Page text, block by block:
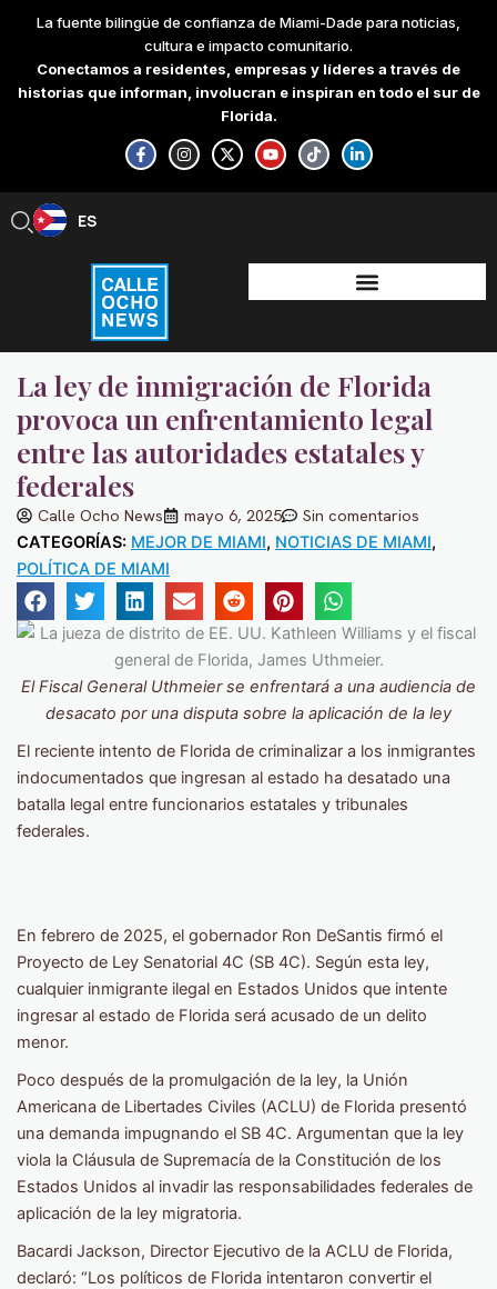
content
La fuente bilingüe de confianza de Miami-Dade para noticias,
cultura e impacto comunitario.
Conectamos a residentes, empresas y líderes a través de
historias que informan, involucran e inspiran en todo el sur de
Florida.
F
a
c
e
-
f
I
n
s
t
X
-
t
w
Y
o
u
t
T
i
k
t
L
i
n
k
-
i
n
ES
EN
La ley de inmigración de Florida
provoca un enfrentamiento legal
entre las autoridades estatales y
federales
Calle Ocho News mayo 6, 2025 Sin comentarios
CATEGORÍAS: MEJOR DE MIAMI, NOTICIAS DE MIAMI,
POLÍTICA DE MIAMI
El Fiscal General Uthmeier se enfrentará a una audiencia de
desacato por una disputa sobre la aplicación de la ley
El reciente intento de Florida de criminalizar a los inmigrantes
indocumentados que ingresan al estado ha desatado una
batalla legal entre funcionarios estatales y tribunales
federales.
En febrero de 2025, el gobernador Ron DeSantis firmó el
Proyecto de Ley Senatorial 4C (SB 4C). Según esta ley,
cualquier inmigrante ilegal en Estados Unidos que intente
ingresar al estado de Florida será acusado de un delito
menor.
Poco después de la promulgación de la ley, la Unión
Americana de Libertades Civiles (ACLU) de Florida presentó
una demanda impugnando el SB 4C. Argumentan que la ley
viola la Cláusula de Supremacía de la Constitución de los
Estados Unidos al invadir las responsabilidades federales de
aplicación de la ley migratoria.
Bacardi Jackson, Director Ejecutivo de la ACLU de Florida,
declaró: “Los políticos de Florida intentaron convertir el